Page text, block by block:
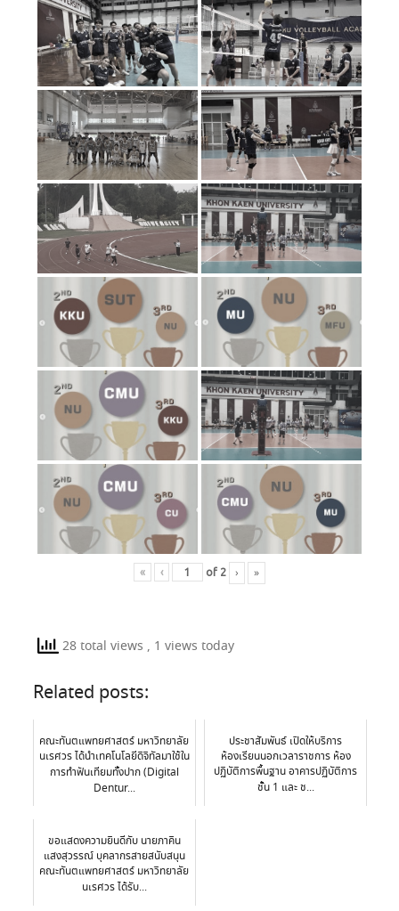
« ‹ of 2 › »
28 total views , 1 views today
Related posts:
คณะทันตแพทยศาสตร์ มหาวิทยาลัย
นเรศวร ได้นำเทคโนโลยีดิจิทัลมาใช้ใน
การทำฟันเทียมทั้งปาก (Digital
Dentur...
ประชาสัมพันธ์ เปิดให้บริการ
ห้องเรียนนอกเวลาราชการ ห้อง
ปฏิบัติการพื้นฐาน อาคารปฏิบัติการ
ชั้น 1 และ ช...
ขอแสดงความยินดีกับ นายภาคิน
แสงสุวรรณ์ บุคลากรสายสนับสนุน
คณะทันตแพทยศาสตร์ มหาวิทยาลัย
นเรศวร ได้รับ...